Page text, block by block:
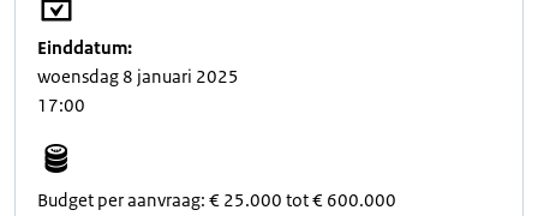
Einddatum:
woensdag 8 januari 2025
17:00
Budget per aanvraag: € 25.000 tot € 600.000